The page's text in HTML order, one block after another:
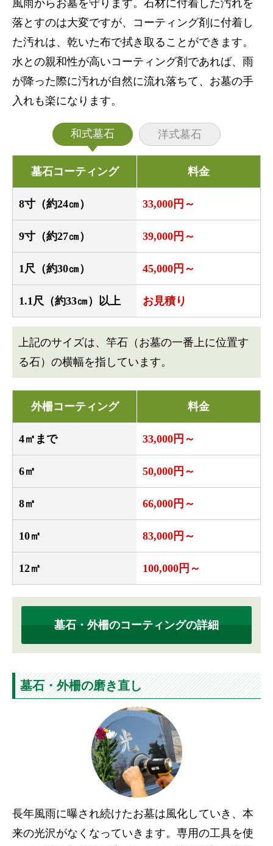
風雨からお墓を守ります。石材に付着した汚れを
落とすのは大変ですが、コーティング剤に付着し
た汚れは、乾いた布で拭き取ることができます。
水との親和性が高いコーティング剤であれば、雨
が降った際に汚れが自然に流れ落ちて、お墓の手
入れも楽になります。
和式墓石 洋式墓石
墓石コーティング 料金
8寸（約24㎝） 33,000円～
9寸（約27㎝） 39,000円～
1尺（約30㎝） 45,000円～
1.1尺（約33㎝）以上 お見積り
上記のサイズは、竿石（お墓の一番上に位置す
る石）の横幅を指しています。
外柵コーティング 料金
4㎡まで 33,000円～
6㎡ 50,000円～
8㎡ 66,000円～
10㎡ 83,000円～
12㎡ 100,000円～
墓石・外柵のコーティングの詳細
墓石・外柵の磨き直し
長年風雨に曝され続けたお墓は風化していき、本
来の光沢がなくなっていきます。専用の工具を使